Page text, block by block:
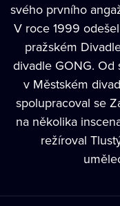
svého prvního
V roce 1999
pražském
divadle GONG.
v Městském
spolupracoval se
na několika
režíroval